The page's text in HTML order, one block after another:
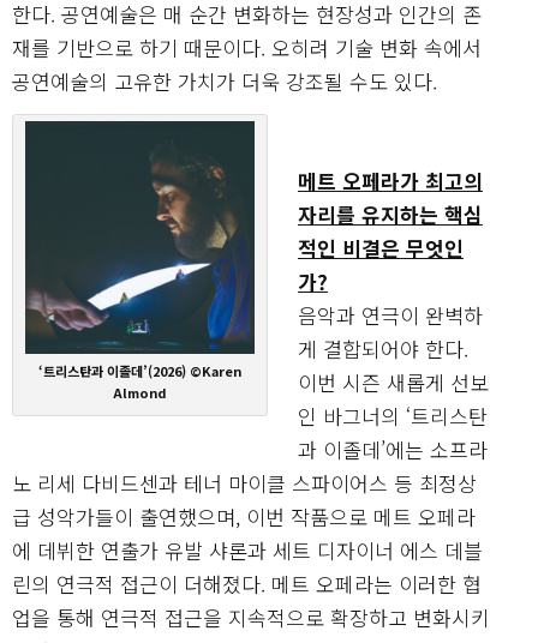
한다. 공연예술은 매 순간 변화하는 현장성과 인간의 존
재를 기반으로 하기 때문이다. 오히려 기술 변화 속에서
공연예술의 고유한 가치가 더욱 강조될 수도 있다.
‘트리스탄과 이졸데’(2026) ©Karen
Almond
메트 오페라가 최고의
자리를 유지하는 핵심
적인 비결은 무엇인
가?
음악과 연극이 완벽하
게 결합되어야 한다.
이번 시즌 새롭게 선보
인 바그너의 ‘트리스탄
과 이졸데’에는 소프라
노 리세 다비드센과 테너 마이클 스파이어스 등 최정상
급 성악가들이 출연했으며, 이번 작품으로 메트 오페라
에 데뷔한 연출가 유발 샤론과 세트 디자이너 에스 데블
린의 연극적 접근이 더해졌다. 메트 오페라는 이러한 협
업을 통해 연극적 접근을 지속적으로 확장하고 변화시키